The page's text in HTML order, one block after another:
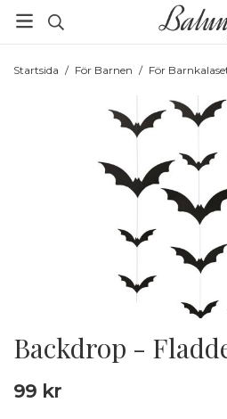
Startsida / För Barnen / För
Backdrop -
99 kr